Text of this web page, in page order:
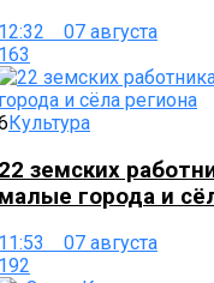
07 августа
Культура
земских
города и
07 августа